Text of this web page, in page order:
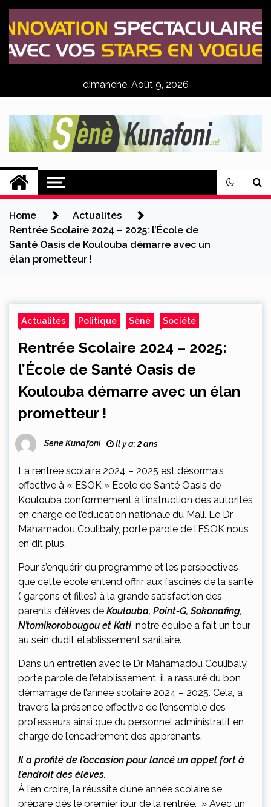
Skip
content
dimanche, Août 9, 2026
Sènè Kunafoni
Actualités Agricoles
Home
Actualités
Rentrée Scolaire 2024 – 2025: l’École de
Santé Oasis de Koulouba démarre avec un
élan prometteur !
Actualités Politique Sènè Société
Rentrée Scolaire 2024 – 2025:
l’École de Santé Oasis de
Koulouba démarre avec un élan
prometteur !
Sene Kunafoni Il y a: 2 ans
La rentrée scolaire 2024 – 2025 est désormais
effective à « ESOK » École de Santé Oasis de
Koulouba conformément à l’instruction des autorités
en charge de l’éducation nationale du Mali. Le Dr
Mahamadou Coulibaly, porte parole de l’ESOK nous
en dit plus.
Pour s’enquérir du programme et les perspectives
que cette école entend offrir aux fascinés de la santé
( garçons et filles) à la grande satisfaction des
parents d’élèves de Koulouba, Point-G, Sokonafing,
N’tomikorobougou et Kati, notre équipe a fait un tour
au sein dudit établissement sanitaire.
Dans un entretien avec le Dr Mahamadou Coulibaly,
porte parole de l’établissement, il a rassuré du bon
démarrage de l’année scolaire 2024 – 2025. Cela, à
travers la présence effective de l’ensemble des
professeurs ainsi que du personnel administratif en
charge de l’encadrement des apprenants.
Il a profité de l’occasion pour lancé un appel fort à
l’endroit des élèves.
À l’en croire, la réussite d’une année scolaire se
prépare dès le premier jour de la rentrée. » Avec un